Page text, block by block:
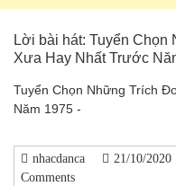
Lời bài hát: Tuyển
Xưa Hay Nhất Trước
Tuyển Chọn Những Trích
Năm 1975 -
nhacdanca 21/10/2020
Comments